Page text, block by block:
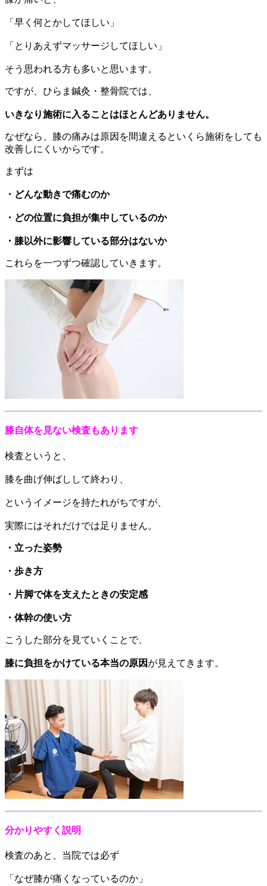
「早く何とかしてほしい」
「とりあえずマッサージしてほしい」
そう思われる方も多いと思います。
ですが、ひらま鍼灸・整骨院では、
いきなり施術に入ることはほとんどありません。
なぜなら、膝の痛みは原因を間違えるといくら施術をしても
改善しにくいからです。
まずは
・どんな動きで痛むのか
・どの位置に負担が集中しているのか
・膝以外に影響している部分はないか
これらを一つずつ確認していきます。
膝自体を見ない検査もあります
検査というと、
膝を曲げ伸ばしして終わり、
というイメージを持たれがちですが、
実際にはそれだけでは足りません。
・立った姿勢
・歩き方
・片脚で体を支えたときの安定感
・体幹の使い方
こうした部分を見ていくことで、
膝に負担をかけている本当の原因 が見えてきます。
分かりやすく説明
検査のあと、当院では必ず
「なぜ膝が痛くなっているのか」